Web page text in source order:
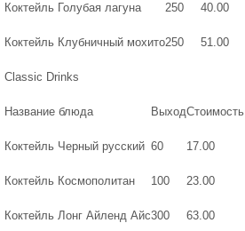
Коктейль Голубая лагуна 250 40.00
Коктейль Клубничный мохито250 51.00
Classic Drinks
Название блюда ВыходСтоимость
Коктейль Черный русский 60 17.00
Коктейль Космополитан 100 23.00
Коктейль Лонг Айленд Айс300 63.00